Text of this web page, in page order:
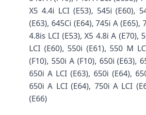
X5 4.4i LCI (E53), 545i (E60),
(E63), 645Ci (E64), 745i A (E65),
4.8is LCI (E53), X5 4.8i A (E70),
LCI (E60), 550i (E61), 550 M
(F10), 550i A (F10), 650i (E63),
650i A LCI (E63), 650i (E64),
650i A LCI (E64), 750i A LCI
(E66)